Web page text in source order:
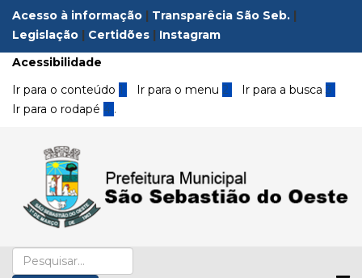
Acesso à informação | Transparêcia São Seb. |
Legislação | Certidões | Instagram
Acessibilidade
Ir para o conteúdo 1 Ir para o menu 2 Ir para a busca3
Ir para o rodapé 4 .